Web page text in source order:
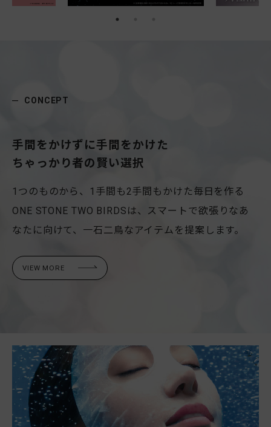
CONCEPT
手間をかけずに手間をかけた
ちゃっかり者の賢い選択
1つのものから、1手間も2手間もかけた毎日を作る
ONE STONE TWO BIRDSは、スマートで欲張りな あ
なたに向けて、一石二鳥なアイテムを提案します。
VIEW MORE